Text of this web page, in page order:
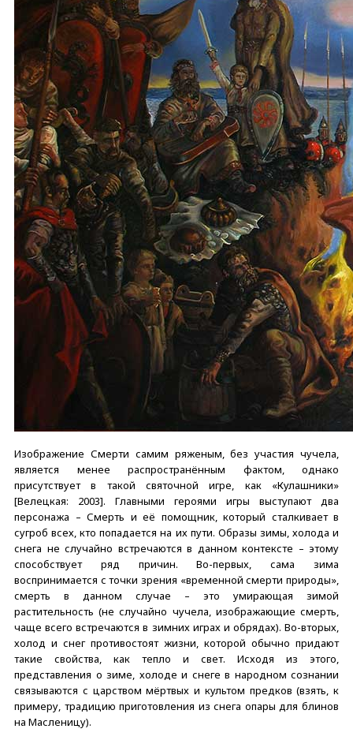
Изображение Смерти самим ряженым, без участия чучела,
является менее распространённым фактом, однако
присутствует в такой святочной игре, как «Кулашники»
[Велецкая: 2003]. Главными героями игры выступают два
персонажа – Смерть и её помощник, который сталкивает в
сугроб всех, кто попадается на их пути. Образы зимы, холода и
снега не случайно встречаются в данном контексте – этому
способствует ряд причин. Во-первых, сама зима
воспринимается с точки зрения «временной смерти природы»,
смерть в данном случае – это умирающая зимой
растительность (не случайно чучела, изображающие смерть,
чаще всего встречаются в зимних играх и обрядах). Во-вторых,
холод и снег противостоят жизни, которой обычно придают
такие свойства, как тепло и свет. Исходя из этого,
представления о зиме, холоде и снеге в народном сознании
связываются с царством мёртвых и культом предков (взять, к
примеру, традицию приготовления из снега опары для блинов
на Масленицу).